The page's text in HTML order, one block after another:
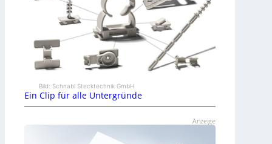
Bild: Schnabl Stecktechnik GmbH
Ein Clip für alle Untergründe
Anzeige